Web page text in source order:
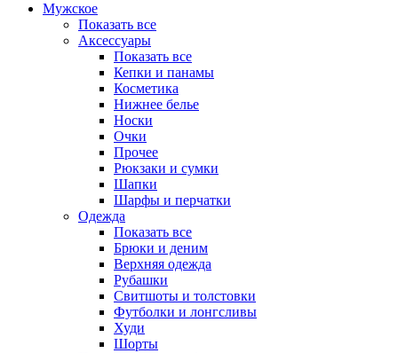
Мужское
Показать все
Аксессуары
Показать все
Кепки и панамы
Косметика
Нижнее белье
Носки
Очки
Прочее
Рюкзаки и сумки
Шапки
Шарфы и перчатки
Одежда
Показать все
Брюки и деним
Верхняя одежда
Рубашки
Свитшоты и толстовки
Футболки и лонгсливы
Худи
Шорты